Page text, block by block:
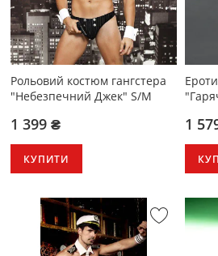
Рольовий костюм гангстера
"Небезпечний Джек" S/M
1 399 ₴
КУПИТИ
1